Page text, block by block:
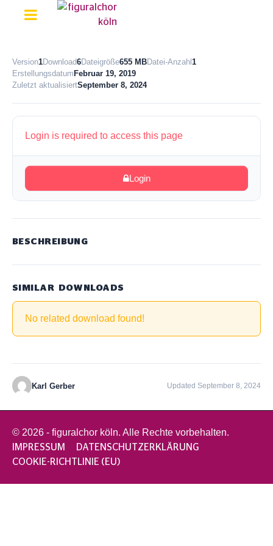
Version1Download6Dateigröße655 MBDatei-Anzahl 1
Erstellungsdatum Februar 19, 2019
Zuletzt aktualisiertSeptember 8, 2024
Login is required to access this page
Login
BESCHREIBUNG
SIMILAR DOWNLOADS
No related download found!
Karl Gerber Updated September 8, 2024
© 2026 - figuralchor köln. Alle Rechte vorbehalten.
IMPRESSUM
DATENSCHUTZERKLÄRUNG
COOKIE-RICHTLINIE (EU)